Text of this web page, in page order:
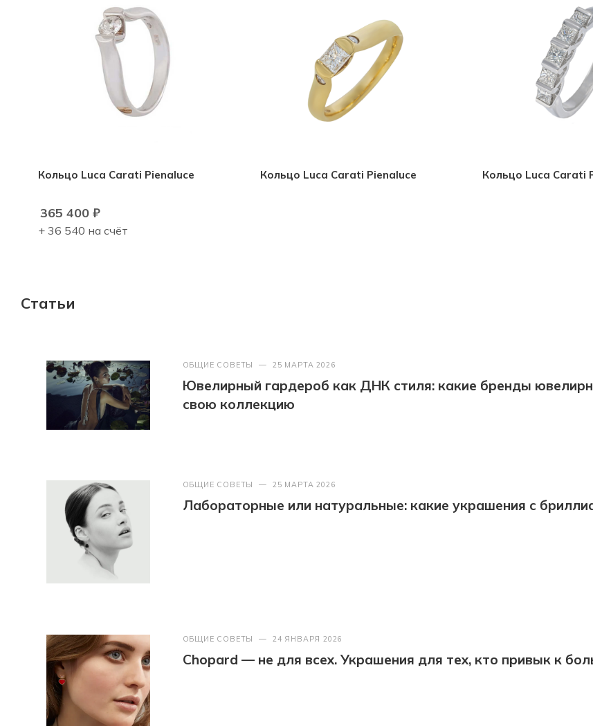
Кольцо Luca Carati Pienaluce
365 400 ₽
+ 36 540 на счёт
Кольцо Luca Carati Pienaluce Кольцо Luca Carati
Статьи
ОБЩИЕ СОВЕТЫ — 25 МАРТА 2026
Ювелирный гардероб как ДНК стиля: какие бренды
свою коллекцию
ОБЩИЕ СОВЕТЫ — 25 МАРТА 2026
Лабораторные или натуральные: какие украшения с
ОБЩИЕ СОВЕТЫ — 24 ЯНВАРЯ 2026
Chopard — не для всех. Украшения для тех, кто привык к